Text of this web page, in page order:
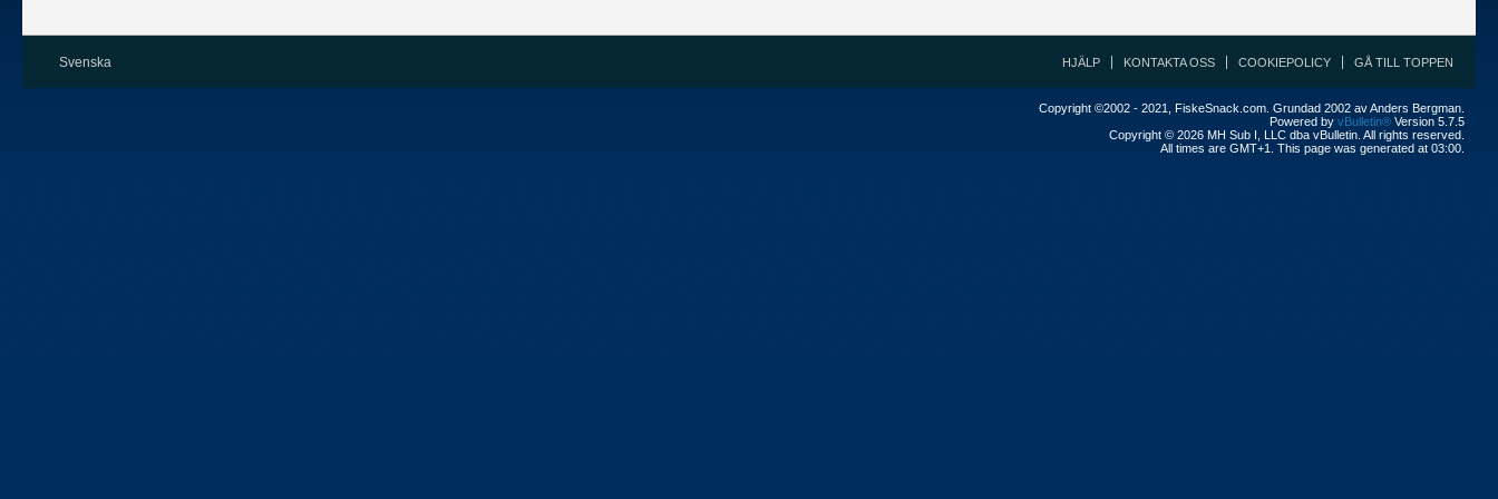
Svenska HJÄLP KONTAKTA OSS COOKIEPOLICY GÅ TILL TOPPEN
Copyright ©2002 - 2021, FiskeSnack.com. Grundad 2002 av Anders Bergman.
Powered by vBulletin® Version 5.7.5
Copyright © 2026 MH Sub I, LLC dba vBulletin. All rights reserved.
All times are GMT+1. This page was generated at 03:00.